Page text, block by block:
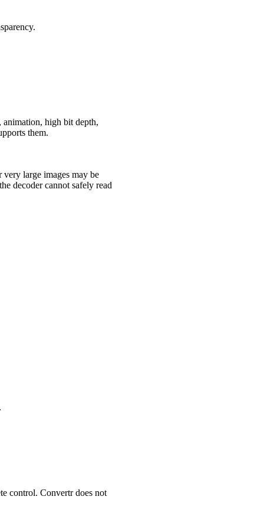
animation, high bit depth,
them.
large images may be
decoder cannot safely read
control. Convertr does not